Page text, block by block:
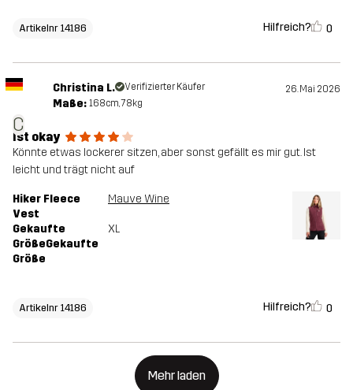
Artikelnr 14186 Hilfreich? 0
C
Christina L. Verifizierter Käufer 26. Mai 2026
Maße: 168cm, 78kg
Ist okay
Könnte etwas lockerer sitzen, aber sonst gefällt es mir gut. Ist
leicht und trägt nicht auf
Hiker Fleece
Vest
Mauve Wine
Gekaufte
GrößeGekaufte
Größe
XL
Artikelnr 14186 Hilfreich? 0
Mehr laden